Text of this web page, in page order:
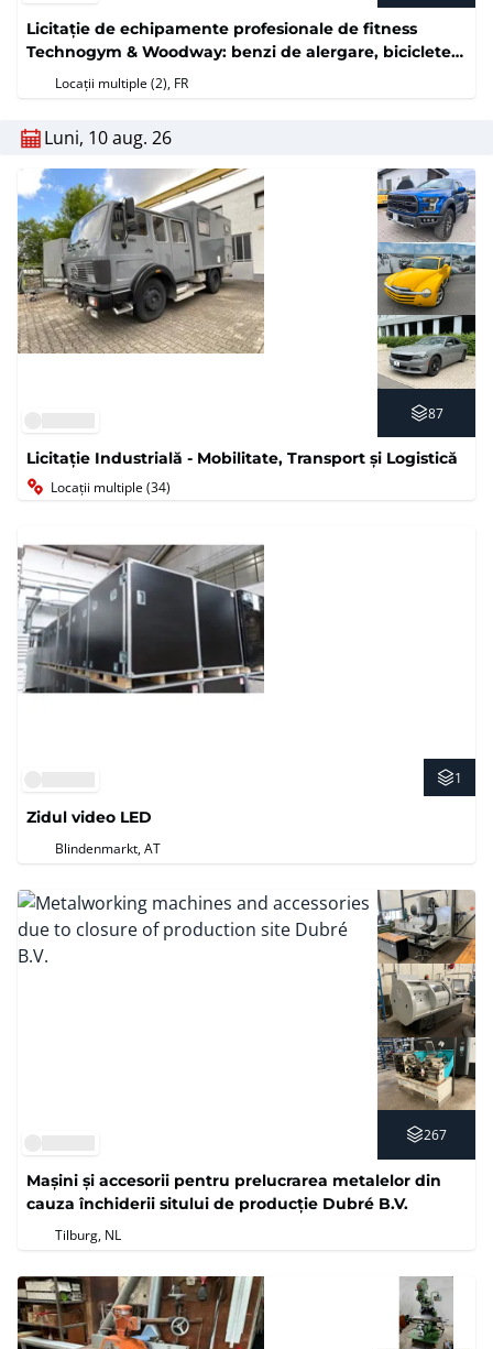
Licitație de echipamente profesionale de fitness
Technogym & Woodway: benzi de alergare, biciclete,
aparate eliptice și aparate de greutăți (fără preț de
rezervă)
Locații multiple (2) , FR
Luni, 10 aug. 26
87
Licitație Industrială - Mobilitate, Transport și Logistică
Locații multiple (34)
1
Zidul video LED
Blindenmarkt, AT
267
Mașini și accesorii pentru prelucrarea metalelor din
cauza închiderii sitului de producție Dubré B.V.
Tilburg, NL